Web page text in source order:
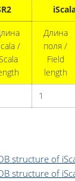
/
Длина
поля /
Field
length
1
structure of
structure of